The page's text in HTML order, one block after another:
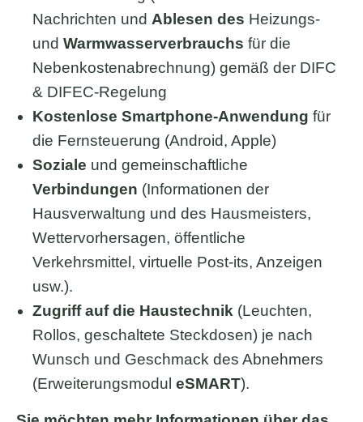
Nachrichten und Ablesen des Heizungs-
und Warmwasserverbrauchs für die
Nebenkostenabrechnung) gemäß der DIFC
& DIFEC-Regelung
Kostenlose Smartphone-Anwendung für
die Fernsteuerung (Android, Apple)
Soziale und gemeinschaftliche
Verbindungen (Informationen der
Hausverwaltung und des Hausmeisters,
Wettervorhersagen, öffentliche
Verkehrsmittel, virtuelle Post-its, Anzeigen
usw.).
Zugriff auf die Haustechnik (Leuchten,
Rollos, geschaltete Steckdosen) je nach
Wunsch und Geschmack des Abnehmers
(Erweiterungsmodul eSMART).